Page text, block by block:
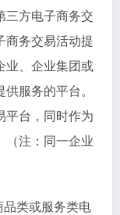
三方电子商务交
商务交易活动提
业、企业集团或
服务的平台。
平台，同时作为
（注：同一企业
类或服务类电